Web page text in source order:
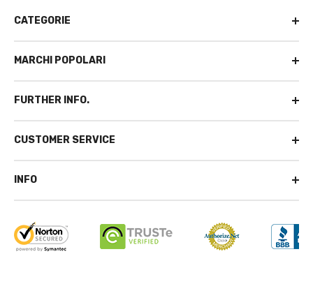
CATEGORIE
MARCHI POPOLARI
FURTHER INFO.
CUSTOMER SERVICE
INFO